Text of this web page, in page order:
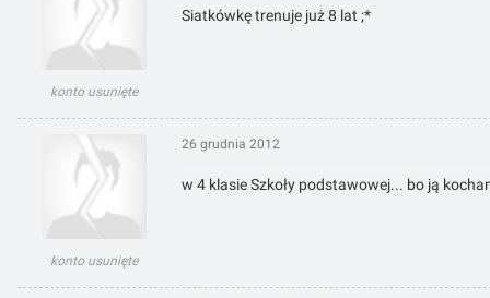
konto usunięte
Siatkówkę trenuje już 8 lat ;*
konto usunięte
26 grudnia 2012
w 4 klasie Szkoły podstawowej... bo ją